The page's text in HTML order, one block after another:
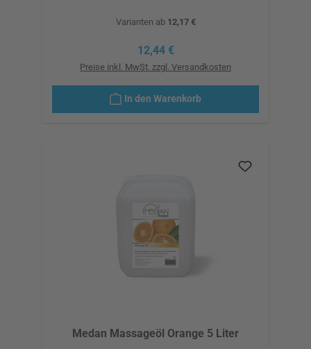
Varianten ab12,17 €
Regulärer Preis:
12,44 €
Preise inkl. MwSt. zzgl. Versandkosten
In den Warenkorb
Medan Massageöl Orange 5 Liter